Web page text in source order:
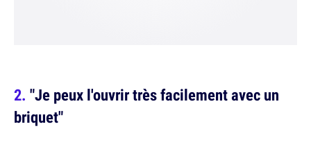
"Je peux l'ouvrir très facilement avec un
briquet"